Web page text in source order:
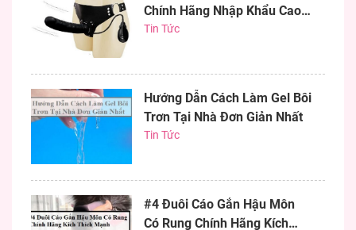
Chính Hãng Nhập Khẩu Cao
Cấp
Tin Tức
Hướng Dẫn Cách Làm Gel Bôi
Trơn Tại Nhà Đơn Giản Nhất
Tin Tức
#4 Đuôi Cáo Gắn Hậu Môn
Có Rung Chính Hãng Kích